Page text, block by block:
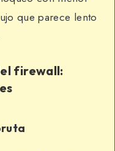
que parece lento
firewall: